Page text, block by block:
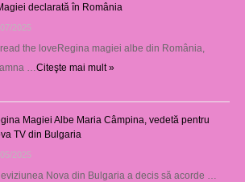
declarată în România
2025
the loveRegina magiei albe din România,
… Citeşte mai mult »
Magiei Albe Maria Câmpina, vedetă pentru
TV din Bulgaria
2025
Nova din Bulgaria a decis să acorde …